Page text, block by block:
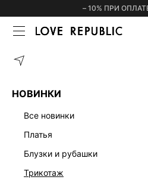
– 10% ПРИ
НОВИНКИ
все новинки
платья
блузки и рубашки
трикотаж
ГЛАВНАЯ